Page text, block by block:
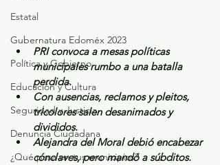
Estatal
Gubernatura Edoméx 2023
Política y Gobierno
Educación y Cultura
Seguridad y Justicia
Denuncia Ciudadana
¿Qué pasa en tus municipios?
PRI convoca a mesas políticas
municipales rumbo a una batalla
perdida.
Con ausencias, reclamos y pleitos,
tricolores salen desanimados y
divididos.
Alejandra del Moral debió encabezar
cónclaves, pero mandó a súbditos.